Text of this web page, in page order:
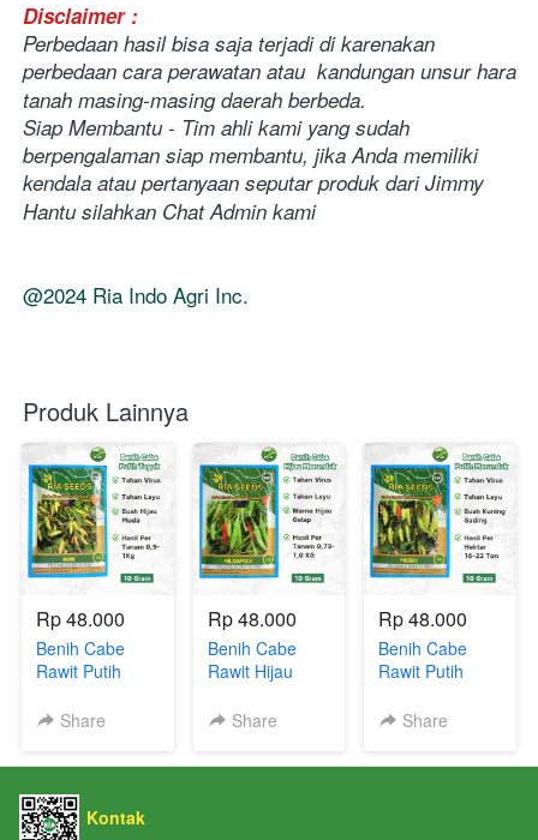
Disclaimer :
Perbedaan hasil bisa saja terjadi di karenakan
perbedaan cara perawatan atau  kandungan unsur hara
tanah masing-masing daerah berbeda.
Siap Membantu - Tim ahli kami yang sudah
berpengalaman siap membantu, jika Anda memiliki
kendala atau pertanyaan seputar produk dari Jimmy
Hantu silahkan Chat Admin kami
@2024 Ria Indo Agri Inc.
Produk Lainnya
Rp 48.000
Benih Cabe
Rawit Putih
Gram Asli Ria
Share
Rp 48.000
Benih Cabe
Rawit Hijau
Hildamax 10
Seeds
Share
Rp 48.000
Benih Cabe
Rawit Putih
Merry 10 Gram
Share
Kontak